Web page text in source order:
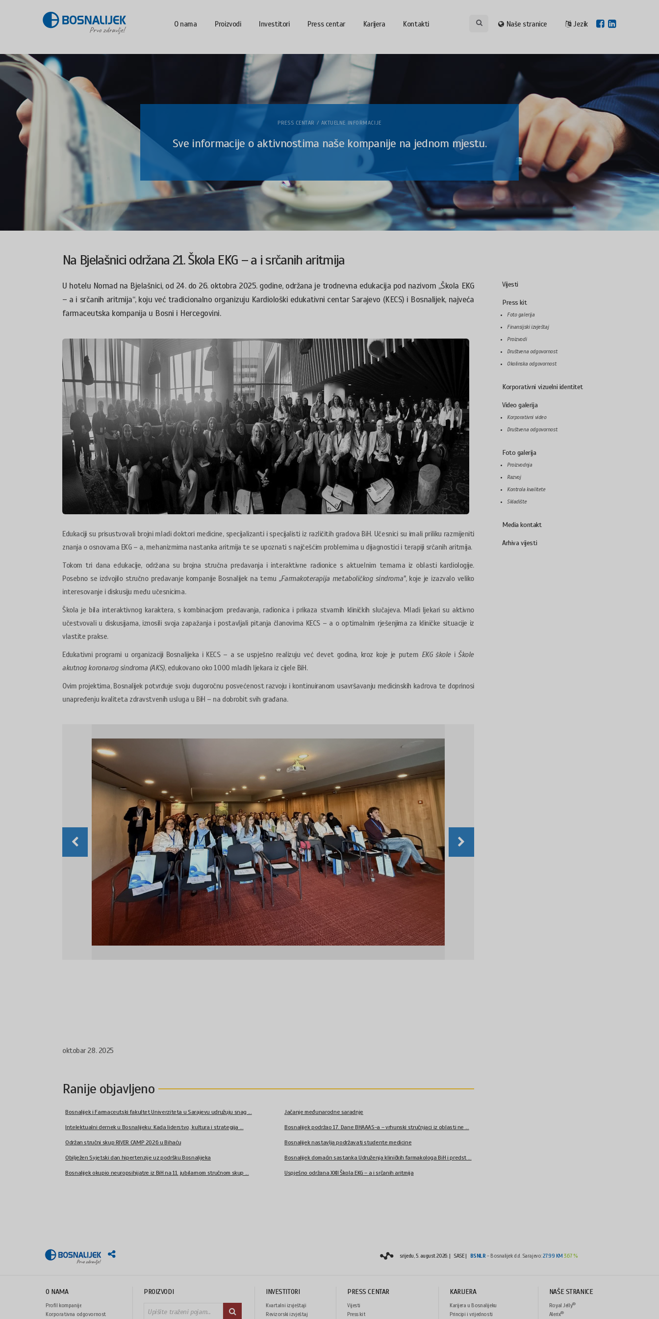
O nama Proizvodi Investitori Press centar Karijera Kontakti Naše stranice Jezik
PRESS CENTAR / AKTUELNE INFORMACIJE
Sve informacije o aktivnostima naše kompanije na jednom mjestu.
Na Bjelašnici održana 21. Škola EKG – a i srčanih aritmija
U hotelu Nomad na Bjelašnici, od 24. do 26. oktobra 2025. godine, održana je trodnevna edukacija pod nazivom „Škola EKG
– a i srčanih aritmija“, koju već tradicionalno organizuju Kardiološki edukativni centar Sarajevo (KECS) i Bosnalijek, najveća
farmaceutska kompanija u Bosni i Hercegovini.
Edukaciji su prisustvovali brojni mladi doktori medicine, specijalizanti i specijalisti iz različitih gradova BiH. Učesnici su imali priliku razmijeniti
znanja o osnovama EKG – a, mehanizmima nastanka aritmija te se upoznati s najčešćim problemima u dijagnostici i terapiji srčanih aritmija.
Tokom tri dana edukacije, održana su brojna stručna predavanja i interaktivne radionice s aktuelnim temama iz oblasti kardiologije.
Posebno se izdvojilo stručno predavanje kompanije Bosnalijek na temu „Farmakoterapija metaboličkog sindroma", koje je izazvalo veliko
interesovanje i diskusiju među učesnicima.
Škola je bila interaktivnog karaktera, s kombinacijom predavanja, radionica i prikaza stvarnih kliničkih slučajeva. Mladi ljekari su aktivno
učestvovali u diskusijama, iznosili svoja zapažanja i postavljali pitanja članovima KECS – a o optimalnim rješenjima za kliničke situacije iz
vlastite prakse.
Edukativni programi u organizaciji Bosnalijeka i KECS – a se uspješno realizuju već devet godina, kroz koje je putem EKG školeiŠkole
akutnog koronarog sindroma (AKS), edukovano oko 1000 mladih ljekara iz cijele BiH.
Ovim projektima, Bosnalijek potvrđuje svoju dugoročnu posvećenost razvoju i kontinuiranom usavršavanju medicinskih kadrova te doprinosi
unapređenju kvaliteta zdravstvenih usluga u BiH – na dobrobit svih građana.
oktobar 28. 2025
Ranije objavljeno
Bosnalijek i Farmaceutski fakultet Univerziteta u Sarajevu udružuju snag ... Jačanje međunarodne saradnje
Intelektualni dernek u Bosnalijeku: Kada liderstvo, kultura i strategija ... Bosnalijek podržao 17. Dane BHAAAS-a – vrhunski stručnjaci iz oblasti ne ...
Održan stručni skup RIVER CAMP 2026 u Bihaću Bosnalijek nastavlja podržavati studente medicine
Obilježen Svjetski dan hipertenzije uz podršku Bosnalijeka Bosnalijek domaćin sastanka Udruženja kliničkih farmakologa BiH i predst ...
Bosnalijek okupio neuropsihijatre iz BiH na 11. jubilarnom stručnom skup ... Uspješno održana XXII Škola EKG – a i srčanih aritmija
Vijesti
Press kit
Foto galerija
Finansijski izvještaj
Proizvodi
Društvena odgovornost
Okolinska odgovornost
Korporativni vizuelni identitet
Video galerija
Korporativni video
Društvena odgovornost
Foto galerija
Proizvodnja
Razvoj
Kontrola kvalitete
Skladište
Media kontakt
Arhiva vijesti
srijedu, 5. august 2026.| SASE | BSNLR- Bosnalijek d.d. Sarajevo:27.99 KM 3.67 %
O NAMA
Profil kompanije
Korporativna odgovornost
PROIZVODI INVESTITORI
Kvartalni izvještaji
Revizorski izvještaj
PRESS CENTAR
Vijesti
Press kit
KARIJERA
Karijera u Bosnalijeku
Principi i vrijednosti
NAŠE STRANICE
Royal Jelly®
Alerix®